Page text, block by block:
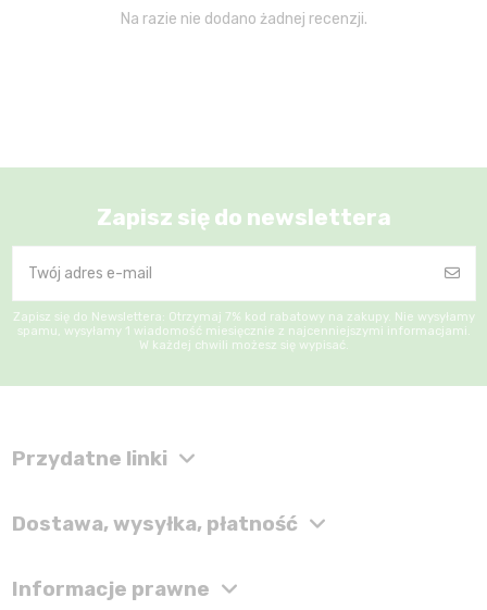
Na razie nie dodano żadnej recenzji.
Zapisz się do newslettera
Zapisz się do Newslettera: Otrzymaj 7% kod rabatowy na zakupy. Nie wysyłamy
spamu, wysyłamy 1 wiadomość miesięcznie z najcenniejszymi informacjami.
W każdej chwili możesz się wypisać.
Przydatne linki
Dostawa, wysyłka, płatność
Informacje prawne